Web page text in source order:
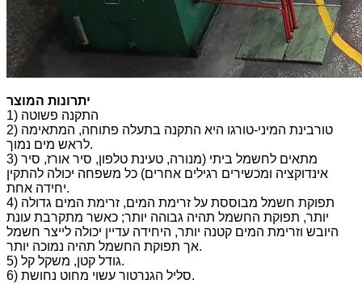
יתרונות המוצר
1) התקנה פשוטה
2) טורבינת המיני-טורגו היא התקנה בתעלה פתוחה, המתאימה
לראש מים נמוך.
3) מתאים לחשמל ביתי (מנורה, טעינת טלפון, סיר אורז, סיר
אינדוקציה ומכשירים רגילים אחרים) כל משפחה יכולה להתקין
יחידה אחת.
4) תפוקת חשמל מבוססת על זרימת המים, זרימת המים גדולה
יותר, תפוקת החשמל תהיה גבוהה יותר; כאשר מתקרבת עונת
היובש וזרימת המים קטנה יותר, היחידה עדיין יכולה לייצר חשמל
אך תפוקת החשמל תהיה נמוכה יותר.
5) גודל קטן, משקל קל.
6) סליל הגנרטור עשוי מחוט נחושת.